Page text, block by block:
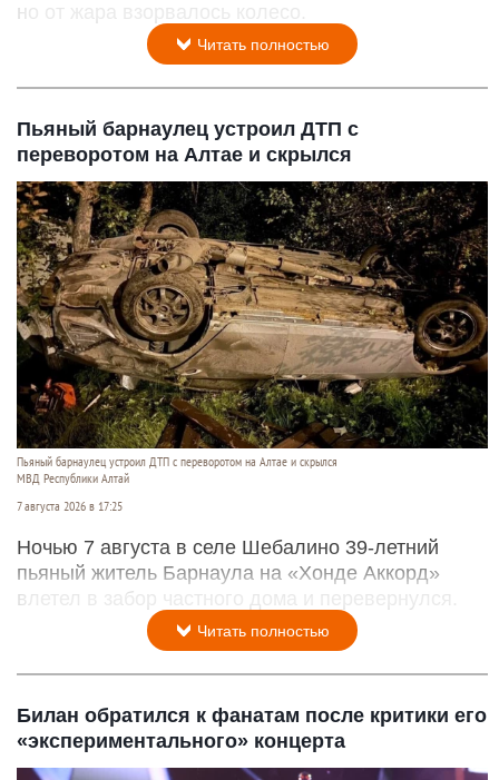
но от жара взорвалось колесо.
Читать полностью
Пьяный барнаулец устроил ДТП с
переворотом на Алтае и скрылся
Пьяный барнаулец устроил ДТП с переворотом на Алтае и скрылся
МВД Республики Алтай
7 августа 2026 в 17:25
Ночью 7 августа в селе Шебалино 39-летний
пьяный житель Барнаула на «Хонде Аккорд»
влетел в забор частного дома и перевернулся.
Читать полностью
Билан обратился к фанатам после критики его
«экспериментального» концерта